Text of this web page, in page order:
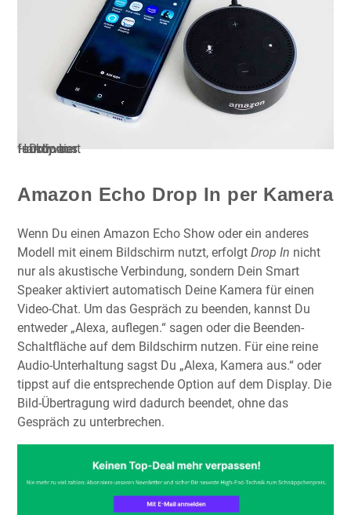
Drop In funktioniert auch vom Handy aus.
Amazon Echo Drop In per Kamera
Wenn Du einen Amazon Echo Show oder ein anderes
Modell mit einem Bildschirm nutzt, erfolgt Drop In nicht
nur als akustische Verbindung, sondern Dein Smart
Speaker aktiviert automatisch Deine Kamera für einen
Video-Chat. Um das Gespräch zu beenden, kannst Du
entweder „Alexa, auflegen.“ sagen oder die Beenden-
Schaltfläche auf dem Bildschirm nutzen. Für eine reine
Audio-Unterhaltung sagst Du „Alexa, Kamera aus.“ oder
tippst auf die entsprechende Option auf dem Display. Die
Bild-Übertragung wird dadurch beendet, ohne das
Gespräch zu unterbrechen.